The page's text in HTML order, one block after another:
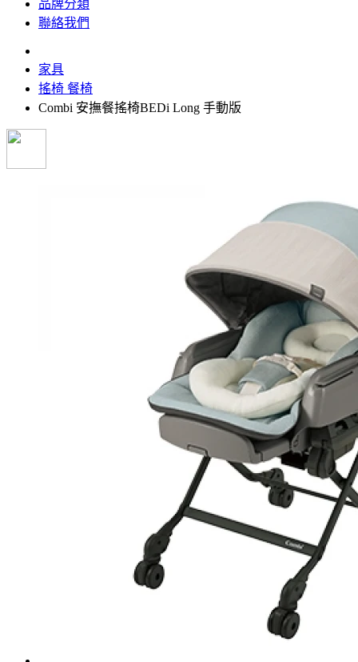
品牌分類
聯絡我們
家具
搖椅 餐椅
Combi 安撫餐搖椅BEDi Long 手動版